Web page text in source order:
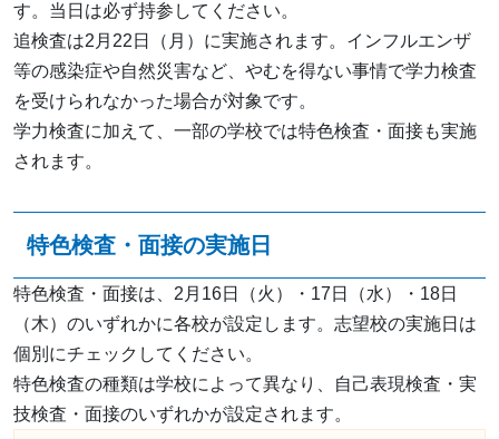
す。当日は必ず持参してください。
追検査は2月22日（月）に実施されます。インフルエンザ
等の感染症や自然災害など、やむを得ない事情で学力検査
を受けられなかった場合が対象です。
学力検査に加えて、一部の学校では特色検査・面接も実施
されます。
特色検査・面接の実施日
特色検査・面接は、2月16日（火）・17日（水）・18日
（木）のいずれかに各校が設定します。志望校の実施日は
個別にチェックしてください。
特色検査の種類は学校によって異なり、自己表現検査・実
技検査・面接のいずれかが設定されます。